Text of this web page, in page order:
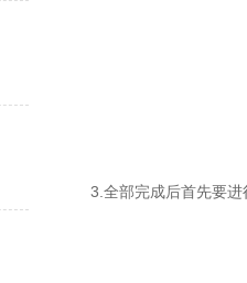
3.全部完成后首先要